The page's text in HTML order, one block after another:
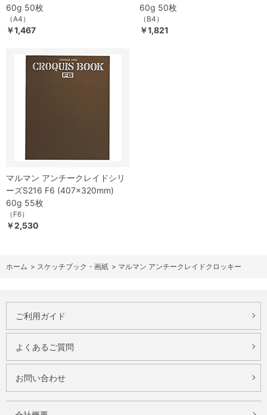
60g 50枚
（A4）
￥1,467
60g 50枚
（B4）
￥1,821
マルマン アンチークレイドシリ
ーズS216 F6 (407×320mm)
60g 55枚
（F6）
￥2,530
ホーム > スケッチブック・画紙 > マルマン アンチークレイドクロッキー
ご利用ガイド
よくあるご質問
お問い合わせ